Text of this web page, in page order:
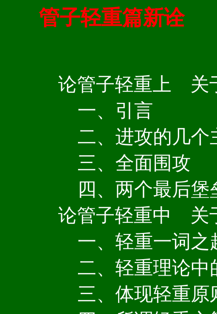
管子轻重篇新诠
论管子轻重上 关
一、引言
二、进攻的几个
三、全面围攻
四、两个最后堡
论管子轻重中 关
一、轻重一词之
二、轻重理论中
三、体现轻重